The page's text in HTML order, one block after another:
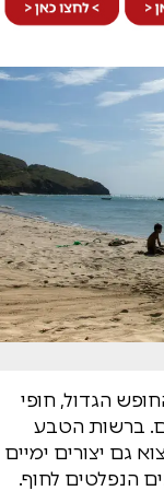
הגדול, חופי
ברשות הטבע
גם יצורים ימיים
הנפלטים לחוף.